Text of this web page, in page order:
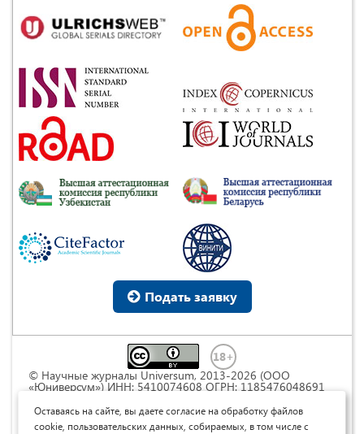
Подать заявку
© Научные журналы Universum, 2013-2026 (ООО
«Юниверсум») ИНН: 5410074608 ОГРН: 1185476048691
Commons « Attribution» («Атрибуция») 4.0
Непортированная
Оставаясь на сайте, вы даете согласие на обработку файлов
cookie, пользовательских данных, собираемых, в том числе с